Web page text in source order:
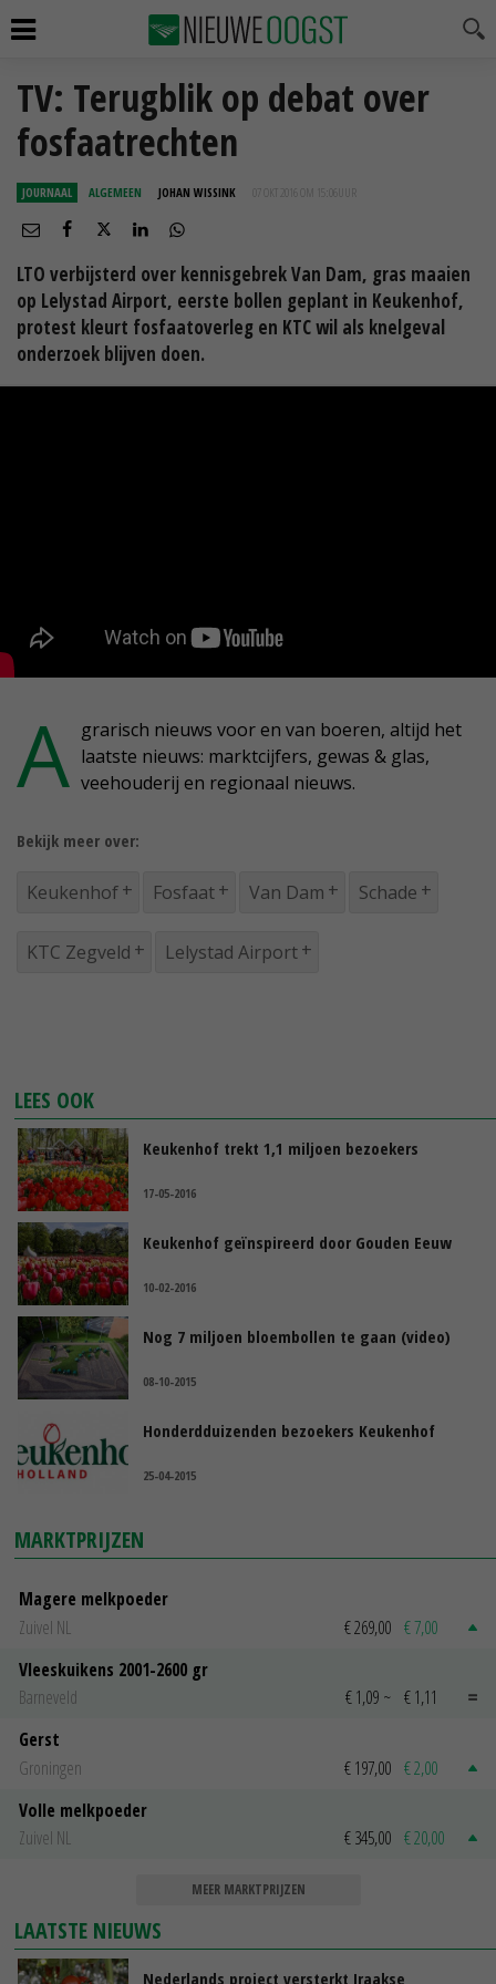
TV: Terugblik op debat over
fosfaatrechten
JOURNAAL ALGEMEEN JOHAN WISSINK 07 OKT 2016 OM 15:06
LTO verbijsterd over kennisgebrek Van Dam, gras maaien
op Lelystad Airport, eerste bollen geplant in Keukenhof,
protest kleurt fosfaatoverleg en KTC wil als knelgeval
onderzoek blijven doen.
A grarisch nieuws voor en van boeren, altijd het
laatste nieuws: marktcijfers, gewas & glas,
veehouderij en regionaal nieuws.
Bekijk meer over:
Keukenhof Fosfaat Van Dam Schade
KTC Zegveld Lelystad Airport
LEES OOK
Keukenhof trekt 1,1 miljoen bezoekers
17-05-2016
Keukenhof geïnspireerd door Gouden Eeuw
10-02-2016
Nog 7 miljoen bloembollen te gaan (video)
08-10-2015
Honderdduizenden bezoekers Keukenhof
25-04-2015
MARKTPRIJZEN
Magere melkpoeder
Zuivel NL
€ 269,00 € 7,00
Vleeskuikens 2001-2600 gr
Barneveld
€ 1,09 ~ € 1,11
Gerst
Groningen
€ 197,00 € 2,00
Volle melkpoeder
Zuivel NL
€ 345,00 € 20,00
MEER MARKTPRIJZEN
LAATSTE NIEUWS
Nederlands project versterkt Iraakse